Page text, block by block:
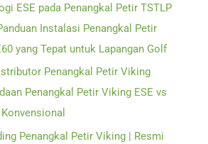
ESE pada Penangkal Petir TSTLP
Instalasi Penangkal Petir
yang Tepat untuk Lapangan Golf
Penangkal Petir Viking
Penangkal Petir Viking ESE vs
Penangkal Petir Viking | Resmi